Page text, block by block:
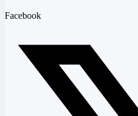
Facebook